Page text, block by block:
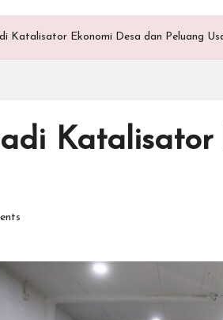
Katalisator Ekonomi Desa dan Peluang